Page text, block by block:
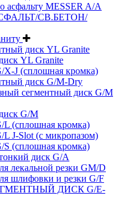
асфальту MESSER A/A
СВ.БЕТОН/
диск YL Granite
YL Granite
J (сплошная кромка)
диск G/M-Dry
сегментный диск G/M
G/M
(сплошная кромка)
J-Slot (с микропазом)
(сплошная кромка)
диск G/A
лекальной резки GM/D
шлифовки и резки G/F
ДИСК G/E-